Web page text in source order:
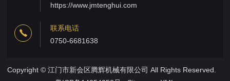
https://www.jmtenghui.com
联系电话
0750-6681638
Copyright © 江门市新会区腾辉机械有限公司 All Rights Reserved.